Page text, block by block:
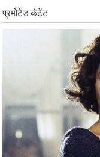
ऑ
ब्री
फ
म